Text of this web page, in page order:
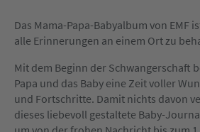
Das Mama-Papa-Babyalbum von EMF
alle Erinnerungen an einem Ort zu
Mit dem Beginn der Schwangerschaft
Papa und das Baby eine Zeit voller
und Fortschritte. Damit nichts davon
dieses liebevoll gestaltete Baby-